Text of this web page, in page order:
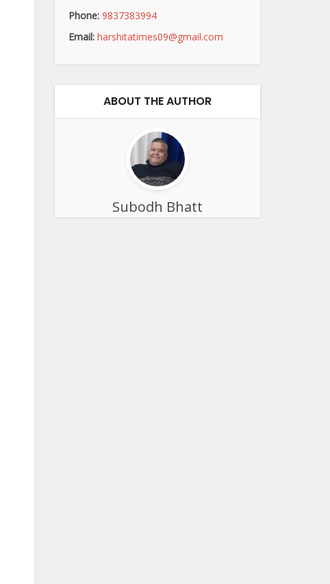
Phone: 9837383994
Email: harshitatimes09@gmail.com
ABOUT THE AUTHOR
Subodh Bhatt